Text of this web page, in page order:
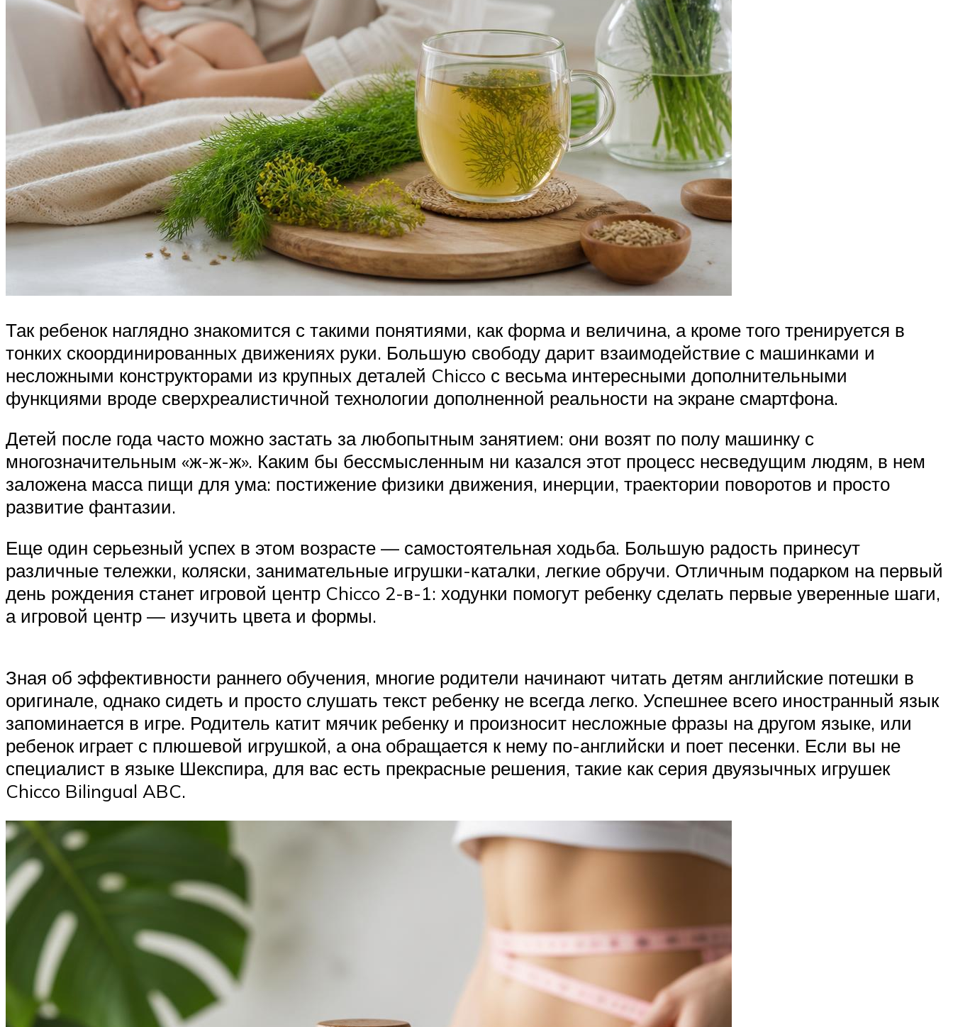
Так ребенок наглядно знакомится с такими понятиями, как форма и величина, а кроме того тренируется в
тонких скоординированных движениях руки. Большую свободу дарит взаимодействие с машинками и
несложными конструкторами из крупных деталей Chicco с весьма интересными дополнительными
функциями вроде сверхреалистичной технологии дополненной реальности на экране смартфона.
Детей после года часто можно застать за любопытным занятием: они возят по полу машинку с
многозначительным «ж-ж-ж». Каким бы бессмысленным ни казался этот процесс несведущим людям, в нем
заложена масса пищи для ума: постижение физики движения, инерции, траектории поворотов и просто
развитие фантазии.
Еще один серьезный успех в этом возрасте — самостоятельная ходьба. Большую радость принесут
различные тележки, коляски, занимательные игрушки-каталки, легкие обручи. Отличным подарком на первый
день рождения станет игровой центр Chicco 2-в-1: ходунки помогут ребенку сделать первые уверенные шаги,
а игровой центр — изучить цвета и формы.
Зная об эффективности раннего обучения, многие родители начинают читать детям английские потешки в
оригинале, однако сидеть и просто слушать текст ребенку не всегда легко. Успешнее всего иностранный язык
запоминается в игре. Родитель катит мячик ребенку и произносит несложные фразы на другом языке, или
ребенок играет с плюшевой игрушкой, а она обращается к нему по-английски и поет песенки. Если вы не
специалист в языке Шекспира, для вас есть прекрасные решения, такие как серия двуязычных игрушек
Chicco Bilingual ABC.